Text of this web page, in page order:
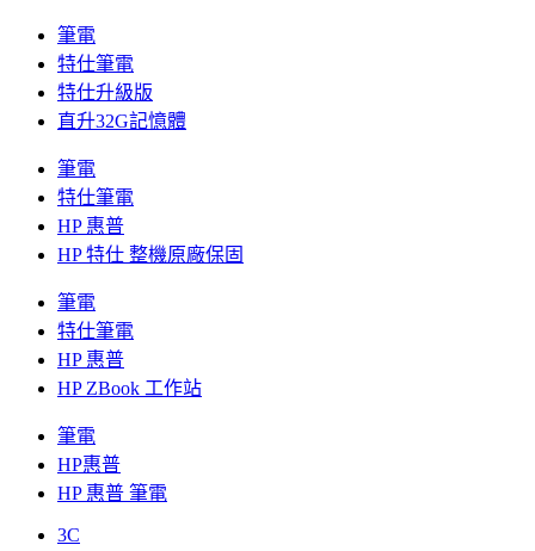
筆電
特仕筆電
特仕升級版
直升32G記憶體
筆電
特仕筆電
HP 惠普
HP 特仕 整機原廠保固
筆電
特仕筆電
HP 惠普
HP ZBook 工作站
筆電
HP惠普
HP 惠普 筆電
3C